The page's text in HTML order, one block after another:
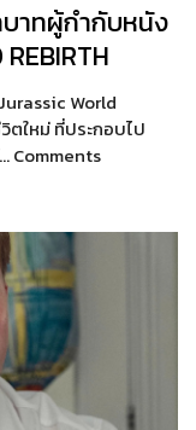
บาทผู้กำกับหนัง
World
ตใหม่ ที่ประกอบไป
Comments